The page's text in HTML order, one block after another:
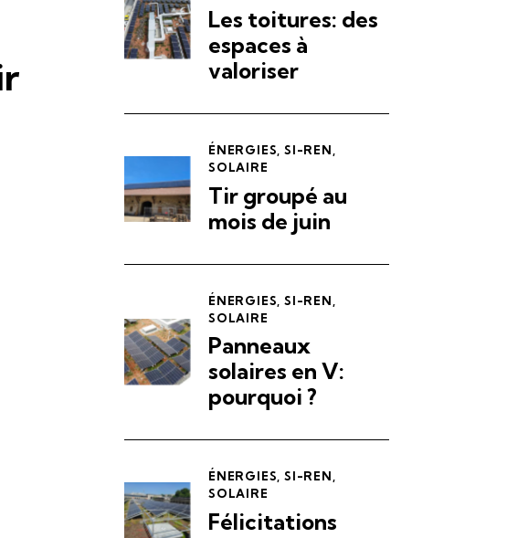
Les toitures: des
espaces à
valoriser
ÉNERGIES, SI-REN,
SOLAIRE
Tir groupé au
mois de juin
ÉNERGIES SI-REN
SOLAIRE
Panneaux
solaires en V:
pourquoi ?
ÉNERGIES, SI-REN,
SOLAIRE
Félicitations